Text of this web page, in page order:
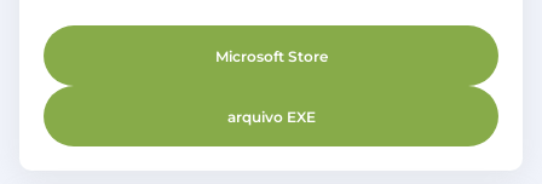
Microsoft Store
arquivo EXE